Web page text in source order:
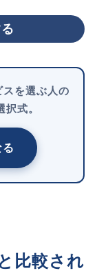
を選ぶ人の
式。
比較され